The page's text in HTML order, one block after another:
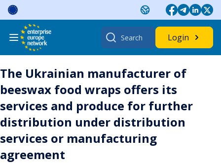
Skip
content
Search
for:
Login
The Ukrainian manufacturer of
beeswax food wraps offers its
services and produce for further
distribution under distribution
services or manufacturing
agreement